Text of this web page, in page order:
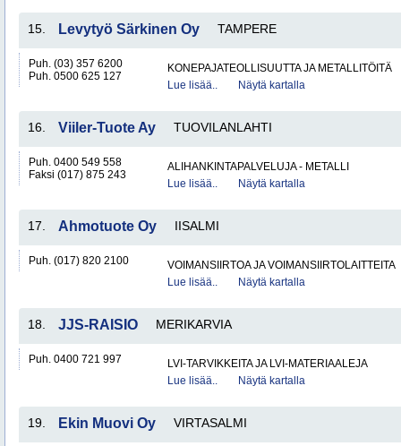
15. Levytyö Särkinen Oy TAMPERE
Puh. (03) 357 6200
Puh. 0500 625 127
KONEPAJATEOLLISUUTTA JA METALLITÖITÄ
Lue lisää..
Näytä kartalla
16. Viiler-Tuote Ay TUOVILANLAHTI
Puh. 0400 549 558
Faksi (017) 875 243
ALIHANKINTAPALVELUJA - METALLI
Lue lisää..
Näytä kartalla
17. Ahmotuote Oy IISALMI
Puh. (017) 820 2100
VOIMANSIIRTOA JA VOIMANSIIRTOLAITTEITA
Lue lisää..
Näytä kartalla
18. JJS-RAISIO MERIKARVIA
Puh. 0400 721 997
LVI-TARVIKKEITA JA LVI-MATERIAALEJA
Lue lisää..
Näytä kartalla
19. Ekin Muovi Oy VIRTASALMI